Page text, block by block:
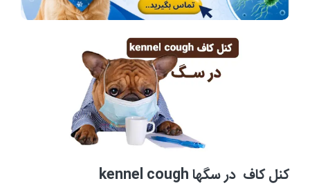
کنل کاف در سگها kennel cough